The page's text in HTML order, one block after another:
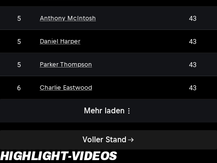
Voller Stand
5 Anthony McIntosh 43
5 Daniel Harper 43
5 Parker Thompson 43
6 Charlie Eastwood 43
Mehr laden
HIGHLIGHT-VIDEOS